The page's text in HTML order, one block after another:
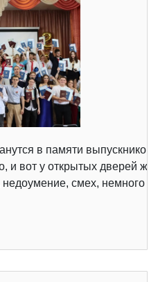
в памяти
и вот у открытых дверей
недоумение, смех, немного